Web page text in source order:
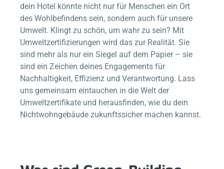
dein Hotel könnte nicht nur für Menschen ein Ort
des Wohlbefindens sein, sondern auch für unsere
Umwelt. Klingt zu schön, um wahr zu sein? Mit
Umweltzertifizierungen wird das zur Realität. Sie
sind mehr als nur ein Siegel auf dem Papier – sie
sind ein Zeichen deines Engagements für
Nachhaltigkeit, Effizienz und Verantwortung. Lass
uns gemeinsam eintauchen in die Welt der
Umweltzertifikate und herausfinden, wie du dein
Nichtwohngebäude zukunftssicher machen kannst.